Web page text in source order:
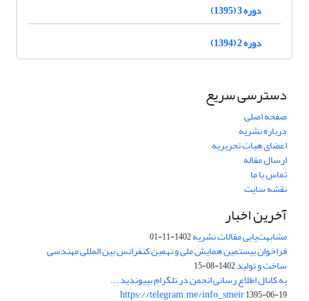
دوره 3 (1395)
دوره 2 (1394)
دسترسی سریع
صفحه اصلی
درباره نشریه
اعضای هیات تحریریه
ارسال مقاله
تماس با ما
نقشه سایت
آخرین اخبار
مشابهت‌یابی مقالات نشریه1402-11-01
فراخوان بیستمین همایش ملی و نهمین کنفرانس بین المللی مهندسی
ساخت و تولید1402-08-15
به کانال اطلاع رسانی انجمن در تلگرام بپیوندید ...
https://telegram.me/info_smeir1395-06-19